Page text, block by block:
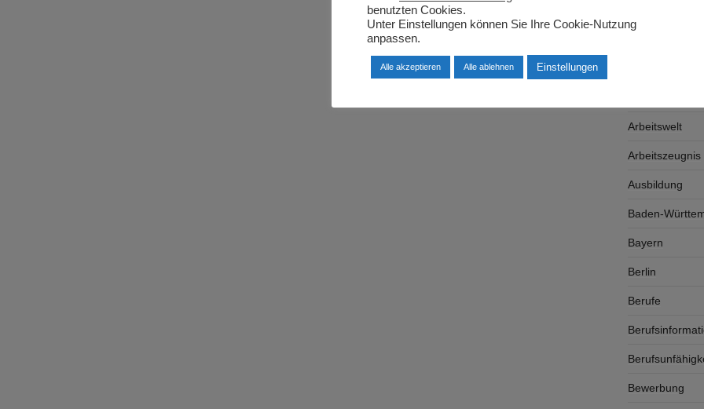
Arbeitswelt
Arbeitszeugnis
Ausbildung
Baden-
Bayern
Berlin
Berufe
Bewerbung
benutzten Cookies.
Unter Einstellungen können Sie Ihre Cookie-Nutzung
anpassen.
Alle akzeptieren Alle ablehnen Einstellungen